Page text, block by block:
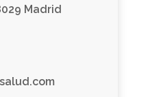
Madrid